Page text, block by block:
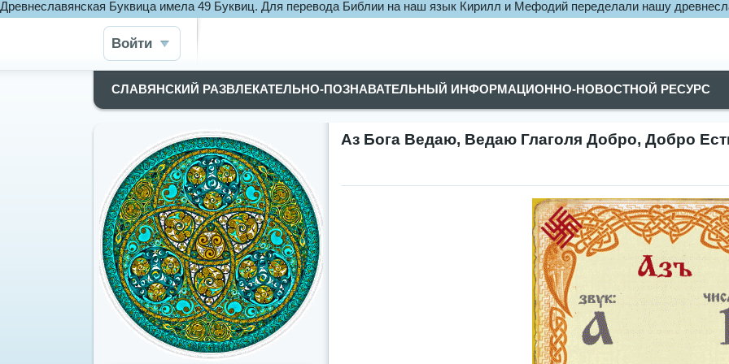
Древнеславянская Буквица имела 49 Буквиц. Для перевода Библии на наш язык Кирилл и Мефодий переделали нашу
Войти
СЛАВЯНСКИЙ РАЗВЛЕКАТЕЛЬНО-ПОЗНАВАТЕЛЬНЫЙ ИНФОРМАЦИОННО-НОВОСТНОЙ РЕСУРС
Аз Бога Ведаю, Ведаю Глаголя Добро, Добро